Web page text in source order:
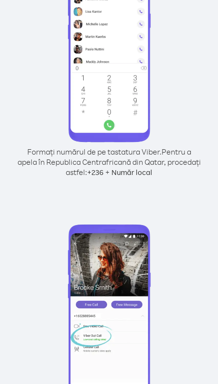
Formați numărul de pe tastatura Viber.Pentru a
apela în Republica Centrafricană din Qatar, procedați
astfel:+236 + Număr local